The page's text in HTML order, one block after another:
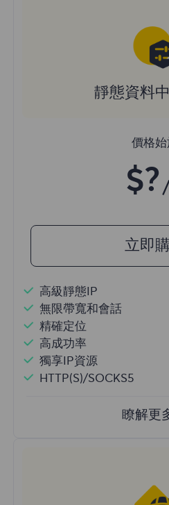
靜態資料
價格始
$?
立即
高級靜態IP
無限帶寬和會話
精確定位
高成功率
獨享IP資源
HTTP(S)/SOCKS5
瞭解更